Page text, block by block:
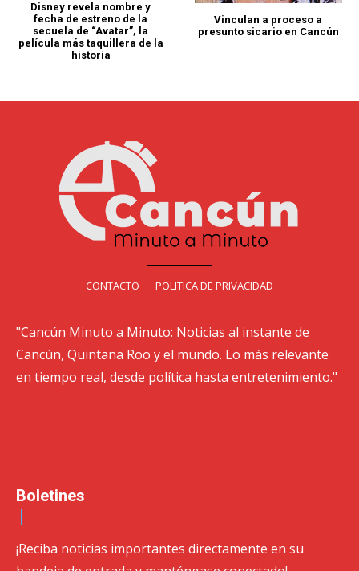
Disney revela nombre y
fecha de estreno de la
secuela de “Avatar”, la
película más taquillera de la
historia
Vinculan a proceso a
presunto sicario en Cancún
CONTACTO POLITICA DE PRIVACIDAD
"Cancún Minuto a Minuto: Noticias al instante de
Cancún, Quintana Roo y el mundo. Lo más relevante
en tiempo real, desde política hasta entretenimiento."
Boletines
¡Reciba noticias importantes directamente en su